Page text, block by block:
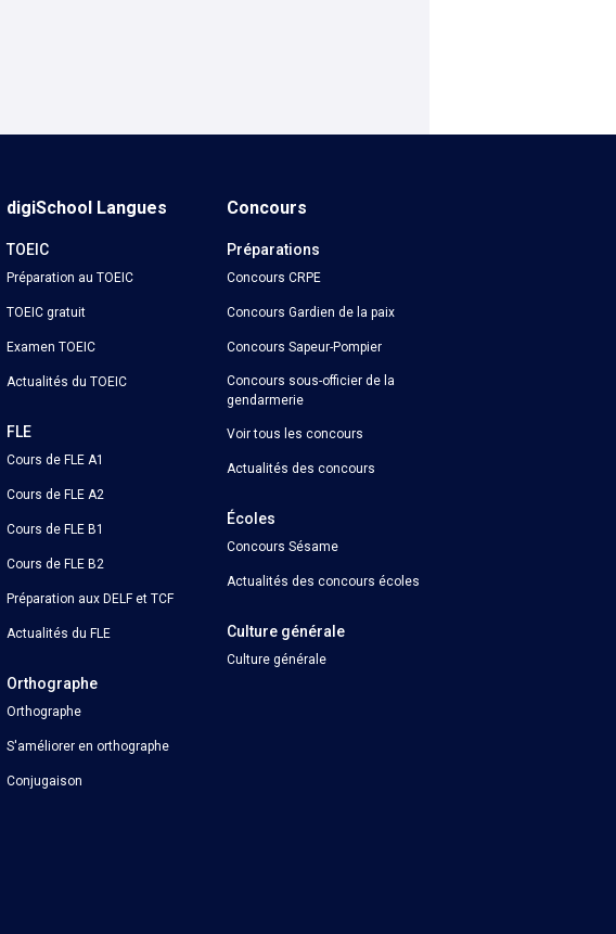
digiSchool Langues
TOEIC
Préparation au TOEIC
TOEIC gratuit
Examen TOEIC
Actualités du TOEIC
FLE
Cours de FLE A1
Cours de FLE A2
Cours de FLE B1
Cours de FLE B2
Préparation aux DELF et TCF
Actualités du FLE
Orthographe
Orthographe
S'améliorer en orthographe
Conjugaison
Concours
Préparations
Concours CRPE
Concours Gardien de la paix
Concours Sapeur-Pompier
Concours sous-officier de la
gendarmerie
Voir tous les concours
Actualités des concours
Écoles
Concours Sésame
Actualités des concours écoles
Culture générale
Culture générale